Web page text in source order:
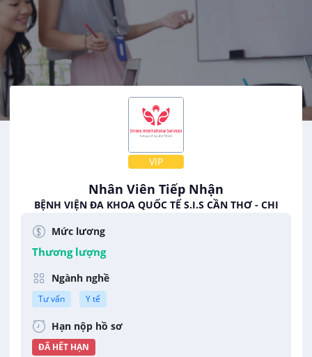
VIP
Nhân Viên Tiếp Nhận
BỆNH VIỆN ĐA KHOA QUỐC TẾ S.I.S CẦN THƠ - CHI
Mức lương
Thương lượng
Ngành nghề
Tư vấn Y tế
Hạn nộp hồ sơ
ĐÃ HẾT HẠN